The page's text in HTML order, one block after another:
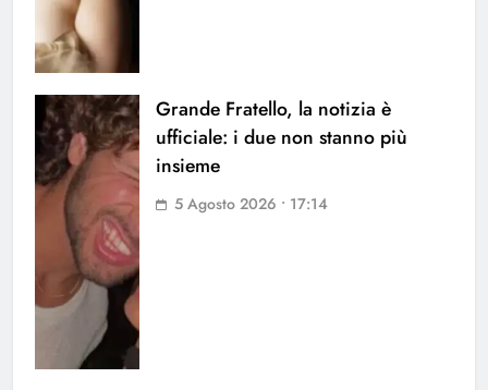
Grande Fratello, la notizia è
ufficiale: i due non stanno più
insieme
5 Agosto 2026 • 17:14